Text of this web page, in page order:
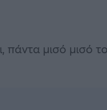
πάντα μισό μισό